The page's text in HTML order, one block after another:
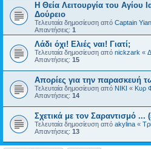
Η Θεία Λειτουργία του
Δούρειο
Τελευταία δημοσίευση από Captain
Απαντήσεις: 1
Λάδι όχι! Ελιές ναι! Γιατί;
Τελευταία δημοσίευση από nickzark «
Απαντήσεις: 15
Απορίες για την παρασκευή
Τελευταία δημοσίευση από NIKI « Κυρ
Απαντήσεις: 14
Σχετικά με τον Σαραντισμό ...
Τελευταία δημοσίευση από akylina «
Απαντήσεις: 13